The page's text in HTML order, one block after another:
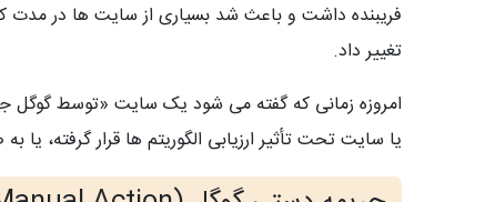
فریبنده داشت و باعث شد بسیاری از سایت‌ ها در مدت
تغییر داد.
امروزه زمانی که گفته می‌ شود یک سایت «توسط گوگل
یا سایت تحت تأثیر ارزیابی الگوریتم‌ ها قرار